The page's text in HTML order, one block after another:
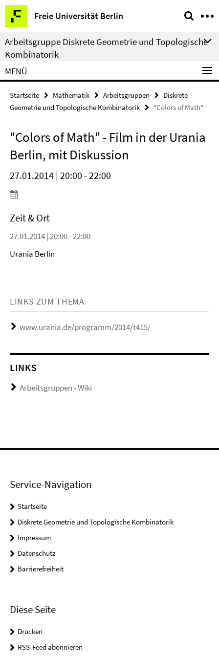
Springe
direkt
zu
Inhalt
Freie Universität Berlin
Service-
Navigation
Arbeitsgruppe Diskrete Geometrie und Topologische
Kombinatorik
MENÜ
Startseite Mathematik Arbeitsgruppen
Diskrete
Geometrie und Topologische Kombinatorik
"Colors of Math"
"Colors of Math" - Film in der Urania
Berlin, mit Diskussion
27.01.2014 | 20:00 - 22:00
Zeit & Ort
27.01.2014 | 20:00 - 22:00
Urania Berlin
LINKS ZUM THEMA
www.urania.de/programm/2014/t415/
LINKS
Arbeitsgruppen - Wiki
Service-Navigation
Startseite
Diskrete Geometrie und Topologische Kombinatorik
Impressum
Datenschutz
Barrierefreiheit
Diese Seite
Drucken
RSS-Feed abonnieren